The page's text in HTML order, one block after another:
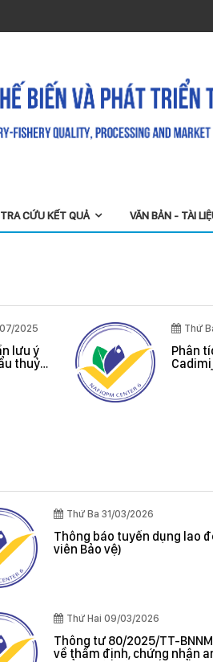
TRA CỨU KẾT QUẢ VĂN BẢN - TÀI
Thứ Sáu 22/08/2025
Tiếp nhận phản ánh,
kiến nghị về quy
định hành chính
Thứ Ba 31/03/2026
Thông báo tuyển dụng lao
viên Bảo vệ)
Thứ Hai 09/03/2026
Thông tư 80/2025/TT-
về thẩm định, chứng nhận